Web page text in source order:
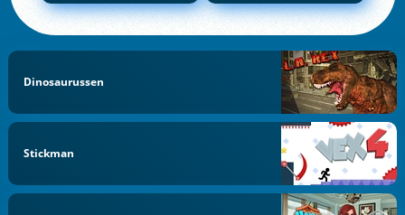
Dinosaurussen
Stickman